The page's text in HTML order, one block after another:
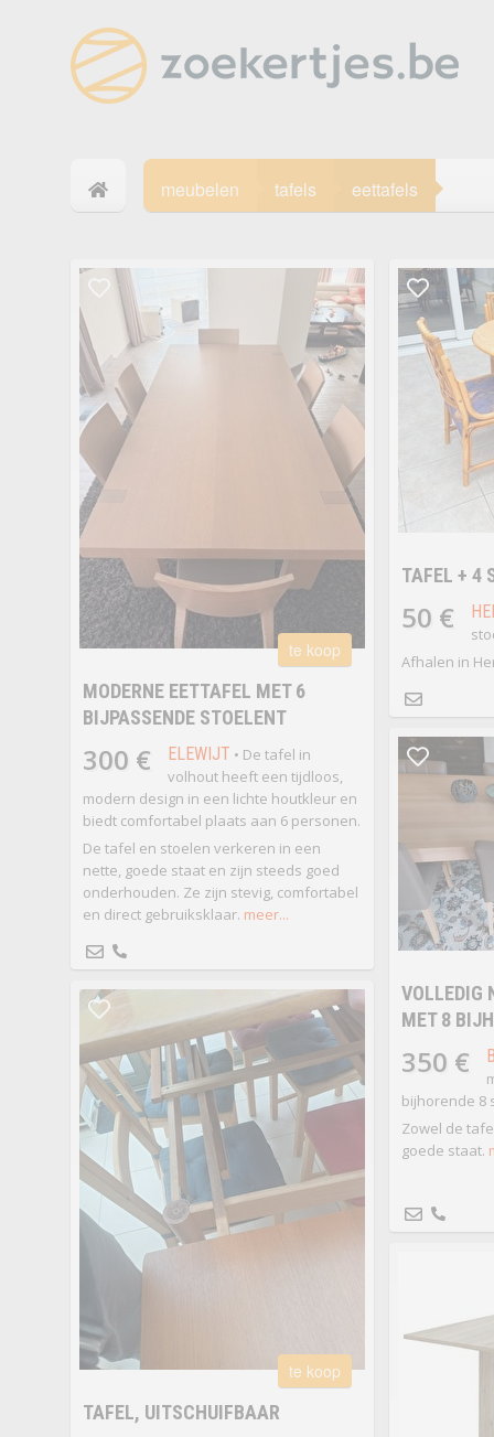
meubelen tafels eettafels
te koop
MODERNE EETTAFEL MET 6
BIJPASSENDE STOELENT
300 € ELEWIJT • De tafel in
volhout heeft een tijdloos,
modern design in een lichte houtkleur en
biedt comfortabel plaats aan 6 personen.
De tafel en stoelen verkeren in een
nette, goede staat en zijn steeds goed
onderhouden. Ze zijn stevig, comfortabel
en direct gebruiksklaar. meer...
TAFEL + 4
50 €
Afhalen in
VOLLEDIG
MET 8
350 €
bijhorende 8
Zowel de
goede staat.
te koop
TAFEL, UITSCHUIFBAAR